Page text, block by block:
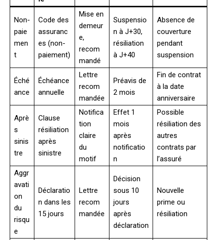
Non-
paie
men
t
Code des
assuranc
es (non-
paiement)
Mise en
demeur
e,
recom
mandé
Suspensio
n à J+30,
résiliation
à J+40
Absence de
couverture
pendant
suspension
Éché
ance
Échéance
annuelle
Lettre
recom
mandée
Préavis de
2 mois
Fin de contrat
à la date
anniversaire
Aprè
s
sinis
tre
Clause
résiliation
après
sinistre
Notifica
tion
claire
du
motif
Effet 1
mois
après
notificatio
n
Possible
résiliation des
autres
contrats par
l’assuré
Aggr
avati
on
du
risqu
e
Déclaratio
n dans les
15 jours
Lettre
recom
mandée
Décision
sous 10
jours
après
déclaration
Nouvelle
prime ou
résiliation